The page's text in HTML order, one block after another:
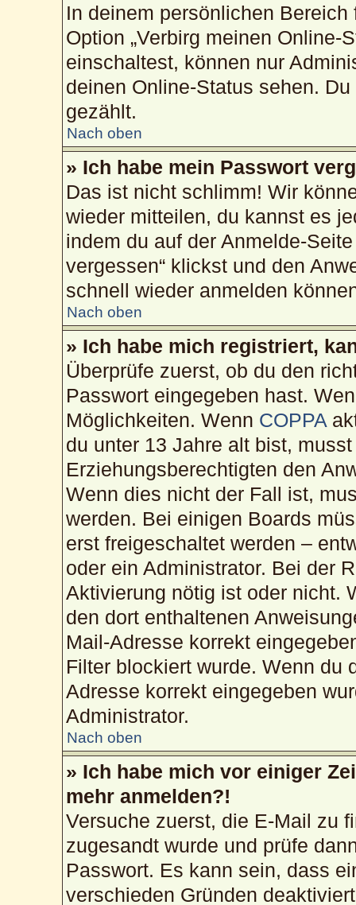
In deinem persönlichen
Option „Verbirg meinen Online-
einschaltest, können nur
deinen Online-Status sehen.
gezählt.
Nach oben
» Ich habe mein Passwort
Das ist nicht schlimm! Wir
wieder mitteilen, du kannst es
indem du auf der Anmelde-
vergessen“ klickst und den
schnell wieder anmelden
Nach oben
» Ich habe mich registriert,
Überprüfe zuerst, ob du den
Passwort eingegeben hast.
Möglichkeiten. Wenn COPPA
du unter 13 Jahre alt bist,
Erziehungsberechtigten den
Wenn dies nicht der Fall ist,
werden. Bei einigen Boards
erst freigeschaltet werden –
oder ein Administrator. Bei der
Aktivierung nötig ist oder nicht.
den dort enthaltenen
Mail-Adresse korrekt
Filter blockiert wurde. Wenn du
Adresse korrekt eingegeben
Administrator.
Nach oben
» Ich habe mich vor einiger
mehr anmelden?!
Versuche zuerst, die E-Mail zu
zugesandt wurde und prüfe
Passwort. Es kann sein, dass
verschieden Gründen